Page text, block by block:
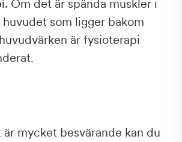
Om det är spända muskler i
som ligger bakom
är fysioterapi
mycket besvärande kan du